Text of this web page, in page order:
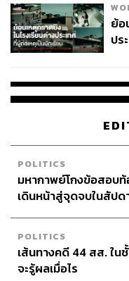
ย้อ
ปร
POLITICS
มหากาพย์โกงข้อสอบ
เดินหน้าสู่จุดจบในสัปด
POLITICS
เส้นทางคดี 44 สส. ใน
จะรู้ผลเมื่อไร